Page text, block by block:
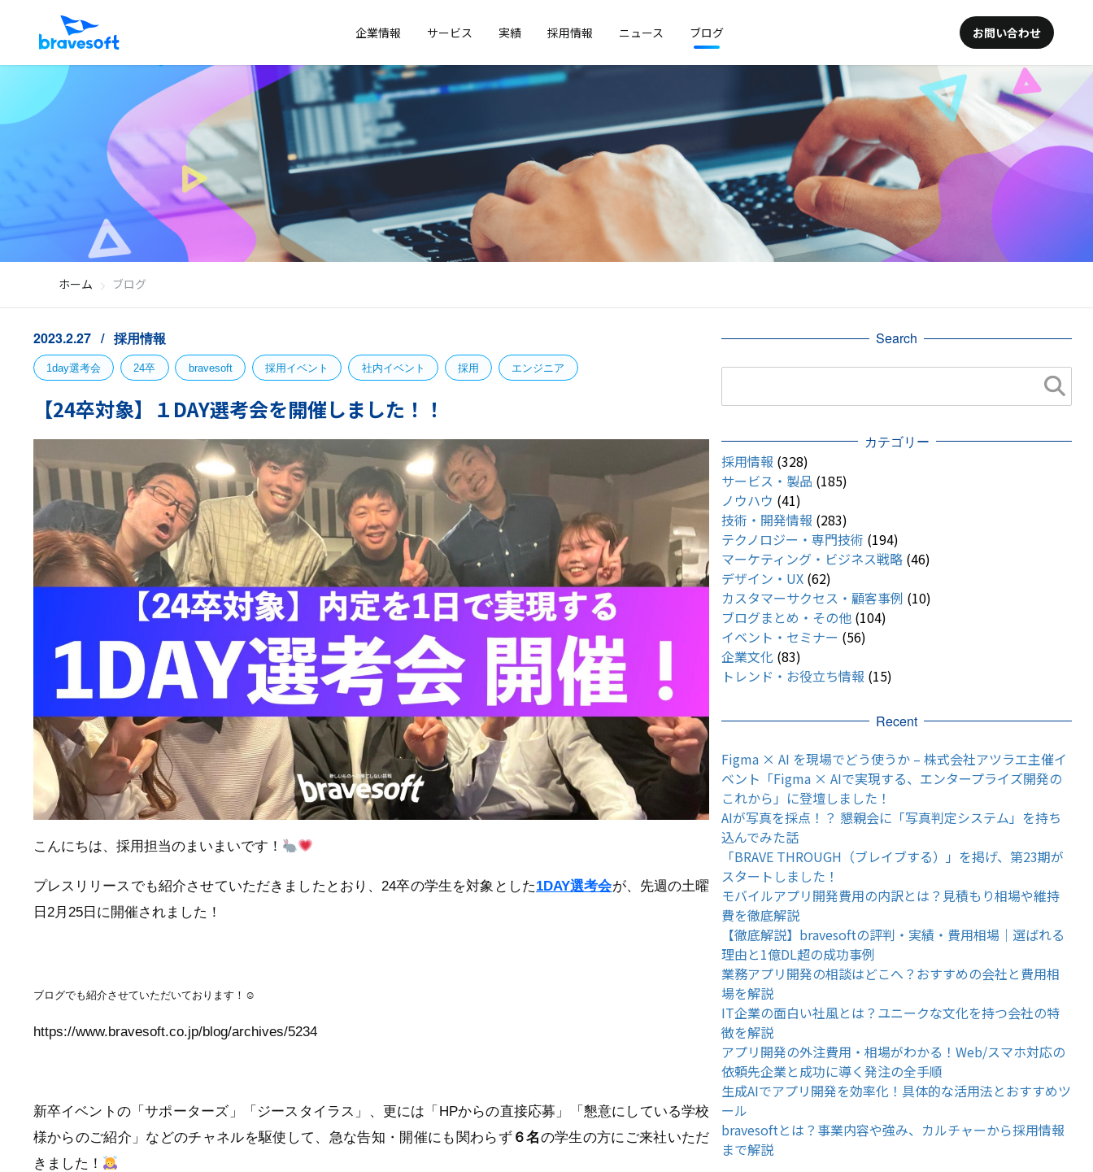
企業情報 サービス 実績 採用情報 ニュース ブログ お問い合わせ
ホーム ブログ
2023.2.27 採用情報
1day選考会 24卒 bravesoft 採用イベント 社内イベント 採用 エンジニア
【24卒対象】１DAY選考会を開催しました！！
こんにちは、採用担当のまいまいです！
プレスリリースでも紹介させていただきましたとおり、24卒の学生を対象とした1DAY選考会が、先週の土曜
日2月25日に開催されました！
ブログでも紹介させていただいております！☺︎
https://www.bravesoft.co.jp/blog/archives/5234
新卒イベントの「サポーターズ」「ジースタイラス」、更には「HPからの直接応募」「懇意にしている学校
様からのご紹介」などのチャネルを駆使して、急な告知・開催にも関わらず ６名の学生の方にご来社いただ
きました！
Search
カテゴリー
採用情報 (328)
サービス・製品 (185)
ノウハウ (41)
技術・開発情報 (283)
テクノロジー・専門技術 (194)
マーケティング・ビジネス戦略 (46)
デザイン・UX (62)
カスタマーサクセス・顧客事例 (10)
ブログまとめ・その他 (104)
イベント・セミナー (56)
企業文化 (83)
トレンド・お役立ち情報 (15)
Recent
Figma × AI を現場でどう使うか – 株式会社アツラエ主催イ
ベント「Figma × AIで実現する、エンタープライズ開発の
これから」に登壇しました！
AIが写真を採点！？ 懇親会に「写真判定システム」を持ち
込んでみた話
「BRAVE THROUGH（ブレイブする）」を掲げ、第23期が
スタートしました！
モバイルアプリ開発費用の内訳とは？見積もり相場や維持
費を徹底解説
【徹底解説】bravesoftの評判・実績・費用相場｜選ばれる
理由と1億DL超の成功事例
業務アプリ開発の相談はどこへ？おすすめの会社と費用相
場を解説
IT企業の面白い社風とは？ユニークな文化を持つ会社の特
徴を解説
アプリ開発の外注費用・相場がわかる！Web/スマホ対応の
依頼先企業と成功に導く発注の全手順
生成AIでアプリ開発を効率化！具体的な活用法とおすすめツ
ール
bravesoftとは？事業内容や強み、カルチャーから採用情報
まで解説